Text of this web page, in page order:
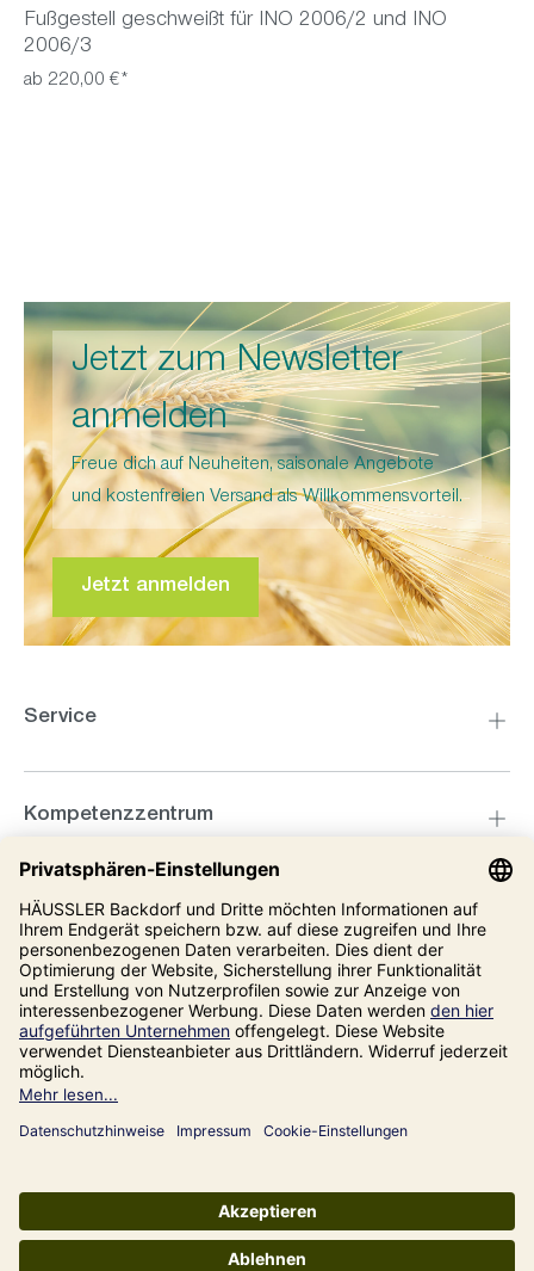
Fußgestell geschweißt für INO 2006/2 und INO
2006/3
ab 220,00 €*
Jetzt zum Newsletter
anmelden
Freue dich auf Neuheiten, saisonale Angebote
und kostenfreien Versand als Willkommensvorteil.
Jetzt anmelden
Service
Kompetenzzentrum
Informationen
Unsere Adresse
Alle Preise inkl. gesetzl. Mehrwertsteuer zzgl.